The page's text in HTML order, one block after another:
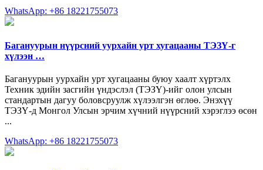
WhatsApp: +86 18221755073
Багануурын нүүрсний уурхайн урт хугацааны ТЭЗҮ-г
хүлээн …
Багануурын уурхайн урт хугацааны буюу хаалт хүртэлх
Техник эдийн засгийн үндэслэл (ТЭЗҮ)-ийг олон улсын
стандартын дагуу боловсруулж хүлээлгэн өглөө. Энэхүү
ТЭЗҮ-д Монгол Улсын эрчим хүчний нүүрсний хэрэглээ өсөн
...
WhatsApp: +86 18221755073